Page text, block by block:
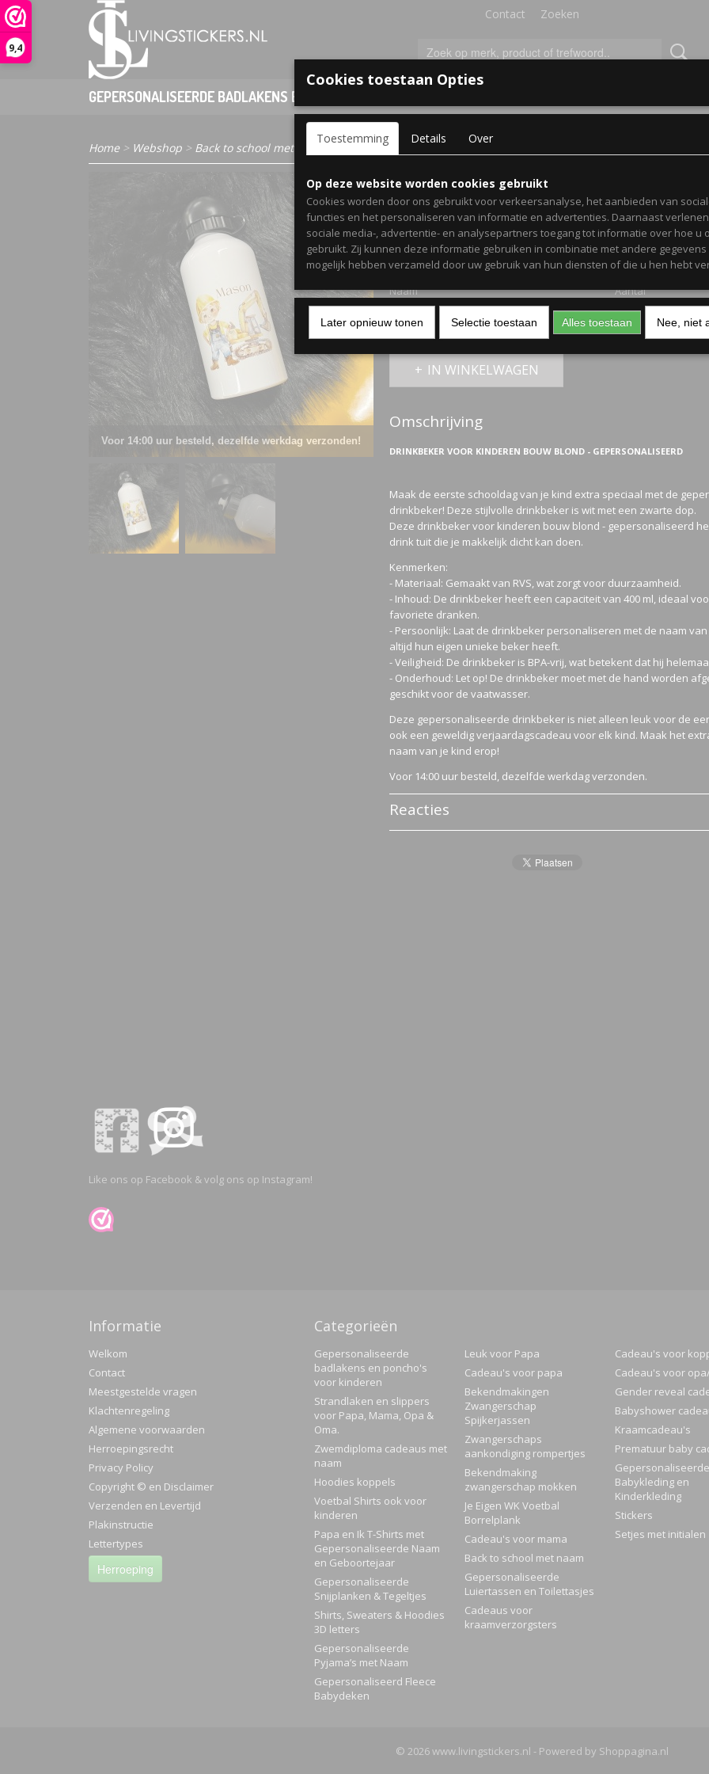
9,4
Contact Zoeken
GEPERSONALISEERDE BADLAKENS EN PONCHO'S VOOR KINDEREN
Home> Webshop > Back to school met naam> Drinkbeker voor kinderen bouw blond - Gepersonaliseerd
Voor 14:00 uur besteld, dezelfde werkdag verzonden!
Drinkbeker voor
blond - Gepersonaliseerd
€ 14,95 (inclusief btw 21%)
Naam Aantal
IN WINKELWAGEN
Omschrijving
DRINKBEKER VOOR KINDEREN BOUW BLOND - GEPERSONALISEERD
Maak de eerste schooldag van je kind extra speciaal met de
drinkbeker! Deze stijlvolle drinkbeker is wit met een zwarte dop.
Deze drinkbeker voor kinderen bouw blond - gepersonaliseerd
drink tuit die je makkelijk dicht kan doen.
Kenmerken:
- Materiaal: Gemaakt van RVS, wat zorgt voor duurzaamheid.
- Inhoud: De drinkbeker heeft een capaciteit van 400 ml, ideaal
favoriete dranken.
- Persoonlijk: Laat de drinkbeker personaliseren met de naam
altijd hun eigen unieke beker heeft.
- Veiligheid: De drinkbeker is BPA-vrij, wat betekent dat hij
- Onderhoud: Let op! De drinkbeker moet met de hand worden
geschikt voor de vaatwasser.
Deze gepersonaliseerde drinkbeker is niet alleen leuk voor de
ook een geweldig verjaardagscadeau voor elk kind. Maak het
naam van je kind erop!
Voor 14:00 uur besteld, dezelfde werkdag verzonden.
Reacties
Like ons op Facebook & volg ons op Instagram!
Informatie
Welkom
Contact
Meestgestelde vragen
Klachtenregeling
Algemene voorwaarden
Herroepingsrecht
Privacy Policy
Copyright © en Disclaimer
Verzenden en Levertijd
Plakinstructie
Lettertypes
Herroeping
Categorieën
Gepersonaliseerde
badlakens en poncho's
voor kinderen
Strandlaken en slippers
voor Papa, Mama, Opa &
Oma.
Zwemdiploma cadeaus met
naam
Hoodies koppels
Voetbal Shirts ook voor
kinderen
Papa en Ik T-Shirts met
Gepersonaliseerde Naam
en Geboortejaar
Gepersonaliseerde
Snijplanken & Tegeltjes
Shirts, Sweaters & Hoodies
3D letters
Gepersonaliseerde
Pyjama’s met Naam
Gepersonaliseerd Fleece
Babydeken
Leuk voor Papa
Cadeau's voor papa
Bekendmakingen
Zwangerschap
Spijkerjassen
Zwangerschaps
aankondiging rompertjes
Bekendmaking
zwangerschap mokken
Je Eigen WK Voetbal
Borrelplank
Cadeau's voor mama
Back to school met naam
Gepersonaliseerde
Luiertassen en Toilettasjes
Cadeaus voor
kraamverzorgsters
Cadeau's voor
Cadeau's voor
Gender reveal
Babyshower
Kraamcadeau's
Prematuur baby
Gepersonaliseerde
Babykleding en
Kinderkleding
Stickers
Setjes met initialen
© 2026 www.livingstickers.nl - Powered by Shoppagina.nl
Cookies toestaan Opties
Toestemming Details Over
Op deze website worden cookies gebruikt
Cookies worden door ons gebruikt voor verkeersanalyse, het aanbieden van
functies en het personaliseren van informatie en advertenties. Daarnaast
sociale media-, advertentie- en analysepartners toegang tot informatie over hoe u
gebruikt. Zij kunnen deze informatie gebruiken in combinatie met andere gegevens
mogelijk hebben verzameld door uw gebruik van hun diensten of die u hen hebt
Later opnieuw tonen Selectie toestaan Alles toestaan Nee, niet